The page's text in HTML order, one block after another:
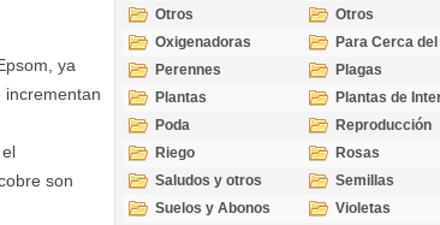
ya
incrementan
son
Otros
Otros
Oxigenadoras
Para Cerca del
Estanque
Perennes
Plagas
Plantas
Plantas de
Poda
Reproducción
Riego
Rosas
Saludos y otros
temas
Semillas
Suelos y Abonos
Violetas